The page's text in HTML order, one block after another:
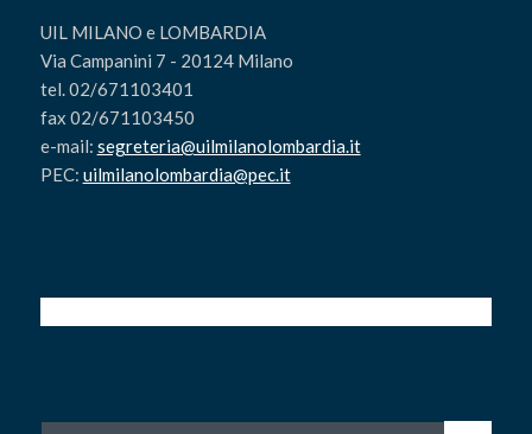
UIL MILANO e LOMBARDIA
Via Campanini 7 - 20124 Milano
tel. 02/671103401
fax 02/671103450
e-mail: segreteria@uilmilanolombardia.it
PEC: uilmilanolombardia@pec.it